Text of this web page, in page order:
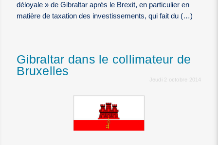
déloyale » de Gibraltar après le Brexit, en particulier en
matière de taxation des investissements, qui fait du (…)
Gibraltar dans le collimateur de
Bruxelles
Jeudi 2 octobre 2014